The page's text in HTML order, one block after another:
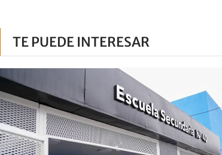
TE PUEDE INTERESAR